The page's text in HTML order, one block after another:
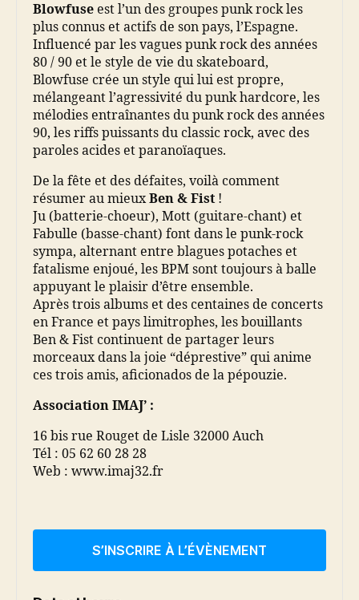
Blowfuse est l’un des groupes punk rock les
plus connus et actifs de son pays, l’Espagne.
Influencé par les vagues punk rock des années
80 / 90 et le style de vie du skateboard,
Blowfuse crée un style qui lui est propre,
mélangeant l’agressivité du punk hardcore, les
mélodies entraînantes du punk rock des années
90, les riffs puissants du classic rock, avec des
paroles acides et paranoïaques.
De la fête et des défaites, voilà comment
résumer au mieuxBen & Fist!
Ju (batterie-choeur), Mott (guitare-chant) et
Fabulle (basse-chant) font dans le punk-rock
sympa, alternant entre blagues potaches et
fatalisme enjoué, les BPM sont toujours à balle
appuyant le plaisir d’être ensemble.
Après trois albums et des centaines de concerts
en France et pays limitrophes, les bouillants
Ben & Fist continuent de partager leurs
morceaux dans la joie “déprestive” qui anime
ces trois amis, aficionados de la pépouzie.
Association IMAJ’ :
16 bis rue Rouget de Lisle 32000 Auch
Tél : 05 62 60 28 28
Web : www.imaj32.fr
S’INSCRIRE À L’ÉVÈNEMENT